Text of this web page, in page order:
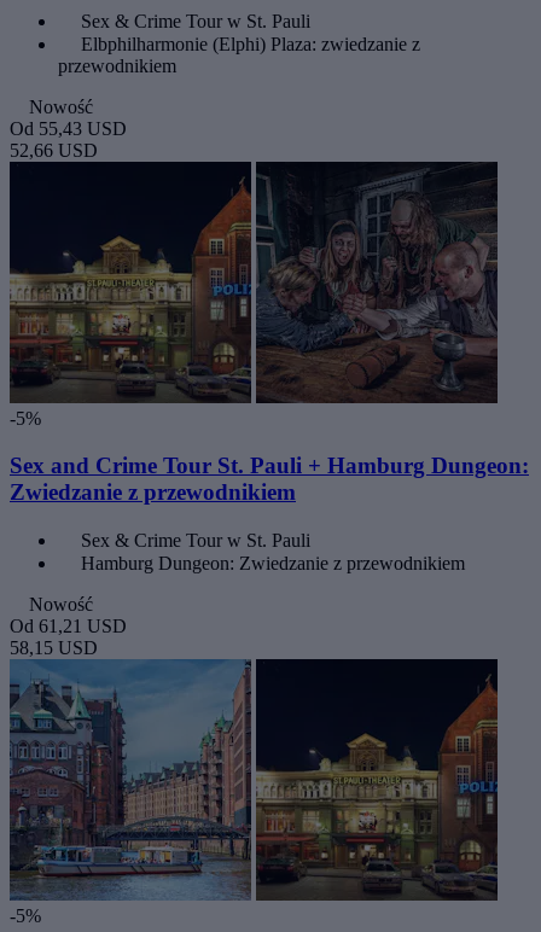
Sex & Crime Tour w St. Pauli
Elbphilharmonie (Elphi) Plaza: zwiedzanie z
przewodnikiem
Nowość
Od 55,43 USD
52,66 USD
-5%
Sex and Crime Tour St. Pauli + Hamburg Dungeon:
Zwiedzanie z przewodnikiem
Sex & Crime Tour w St. Pauli
Hamburg Dungeon: Zwiedzanie z przewodnikiem
Nowość
Od 61,21 USD
58,15 USD
-5%